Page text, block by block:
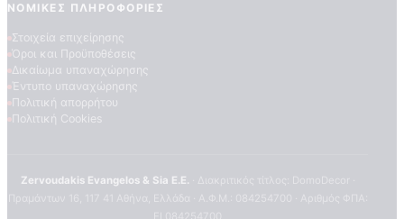
ΝΟΜΙΚΈΣ ΠΛΗΡΟΦΟΡΊΕΣ
Στοιχεία επιχείρησης
Όροι και Προϋποθέσεις
Δικαίωμα υπαναχώρησης
Έντυπο υπαναχώρησης
Πολιτική απορρήτου
Πολιτική Cookies
Zervoudakis Evangelos & Sia E.E.